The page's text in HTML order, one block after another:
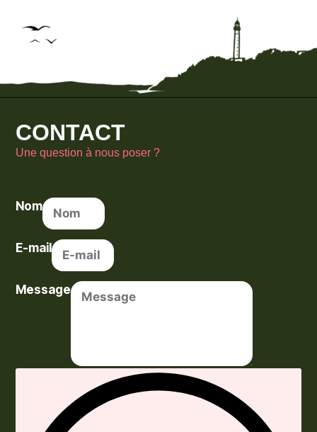
CONTACT
Une question à nous poser ?
Nom
E-mail
Message